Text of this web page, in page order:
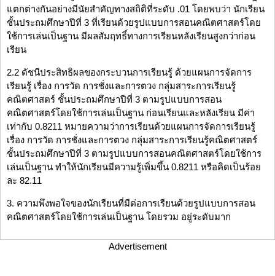
แตกต่างกันอย่างมีนัยสำคัญทางสถิติที่ระดับ .01 โดยพบว่า นักเรียน
ชั้นประถมศึกษาปีที่ 3 ที่เรียนด้วยรูปแบบการสอนคณิตศาสตร์โดย
ใช้การเล่นเป็นฐาน มีผลสัมฤทธิ์ทางการเรียนหลังเรียนสูงกว่าก่อน
เรียน
2.2 ดัชนีประสิทธิผลของกระบวนการเรียนรู้ ด้วยแผนการจัดการ
เรียนรู้ เรื่อง การวัด การชั่งและการตวง กลุ่มสาระการเรียนรู้
คณิตศาสตร์ ชั้นประถมศึกษาปีที่ 3 ตามรูปแบบการสอน
คณิตศาสตร์โดยใช้การเล่นเป็นฐาน ก่อนเรียนและหลังเรียน มีค่า
เท่ากับ 0.8211 หมายความว่าการเรียนด้วยแผนการจัดการเรียนรู้
เรื่อง การวัด การชั่งและการตวง กลุ่มสาระการเรียนรู้คณิตศาสตร์
ชั้นประถมศึกษาปีที่ 3 ตามรูปแบบการสอนคณิตศาสตร์โดยใช้การ
เล่นเป็นฐาน ทำให้นักเรียนมีความรู้เพิ่มขึ้น 0.8211 หรือคิดเป็นร้อย
ละ 82.11
3. ความพึงพอใจของนักเรียนที่มีต่อการเรียนด้วยรูปแบบการสอน
คณิตศาสตร์โดยใช้การเล่นเป็นฐาน โดยรวม อยู่ระดับมาก
Advertisement